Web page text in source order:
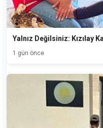
Yalnız Değilsiniz: Kızılay
1 gün önce